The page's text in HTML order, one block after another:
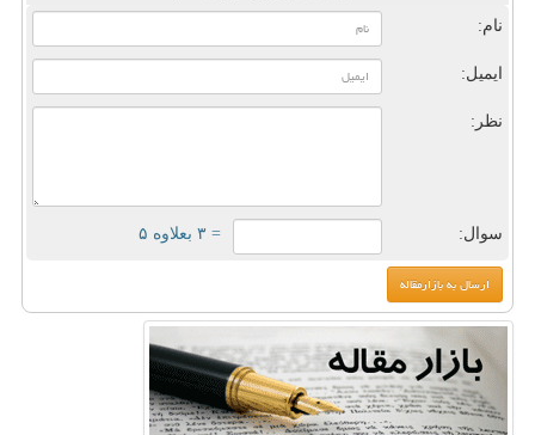
نام:
ایمیل:
نظر:
سوال: = ۳ بعلاوه ۵